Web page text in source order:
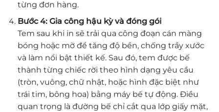
từng đơn hàng.
Bước 4: Gia công hậu kỳ và đóng gói
Tem sau khi in sẽ trải qua công đoạn cán màng
bóng hoặc mờ để tăng độ bền, chống trầy xước
và làm nổi bật thiết kế. Sau đó, tem được bế
thành từng chiếc rời theo hình dạng yêu cầu
(tròn, vuông, chữ nhật, hoặc hình đặc biệt như
trái tim, bông hoa) bằng máy bế tự động. Điều
quan trọng là đường bế chỉ cắt qua lớp giấy mặt,